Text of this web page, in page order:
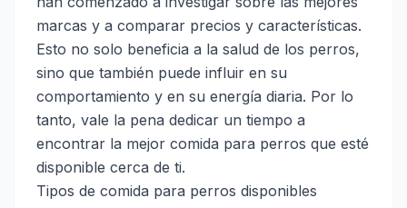
marcas y a comparar precios y características.
Esto no solo beneficia a la salud de los perros,
sino que también puede influir en su
comportamiento y en su energía diaria. Por lo
tanto, vale la pena dedicar un tiempo a
encontrar la mejor comida para perros que esté
disponible cerca de ti.
Tipos de comida para perros disponibles